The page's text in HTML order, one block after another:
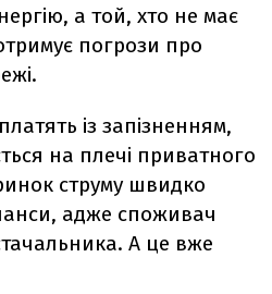
а той, хто не має
погрози про
із запізненням,
на плечі приватного
струму швидко
адже споживач
А це вже